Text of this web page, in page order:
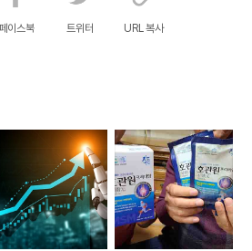
페이스북 트위터 URL 복사